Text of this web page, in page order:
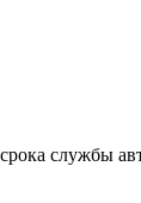
службы